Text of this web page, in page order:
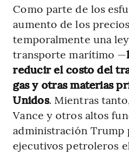
Como parte de los
aumento de los
temporalmente una
transporte marítimo —
reducir el costo del
gas y otras materias
Unidos. Mientras
Vance y otros altos
administración Trump
ejecutivos petroleros